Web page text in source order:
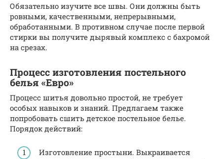
Обязательно изучите все швы. Они должны быть
ровными, качественными, непрерывными,
обработанными. В противном случае после первой
стирки вы получите дырявый комплекс с бахромой
на срезах.
Процесс изготовления постельного
белья «Евро»
Процесс шитья довольно простой, не требует
особых навыков и знаний. Предлагаем также
попробовать сшить детское постельное белье.
Порядок действий:
Изготовление простыни. Выкраивается